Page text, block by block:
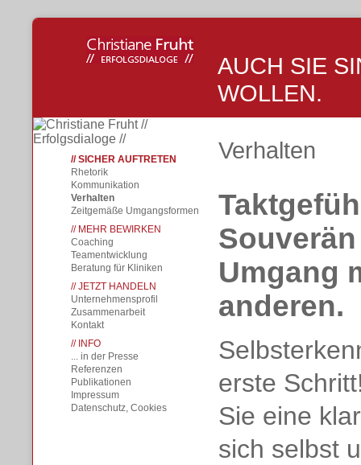
AUCH SIE
WOLLEN.
SICHER AUFTRETEN
Rhetorik
Kommunikation
Verhalten
Zeitgemäße Umgangsformen
MEHR BEWIRKEN
Coaching
Teamentwicklung
Beratung für Kliniken
JETZT HANDELN
Unternehmensprofil
Zusammenarbeit
Kontakt
INFO
... in der Presse
Referenzen
Publikationen
Impressum
Datenschutz, Cookies
Verhalten
Umgang
anderen.
erste
Sie eine
sich selbst